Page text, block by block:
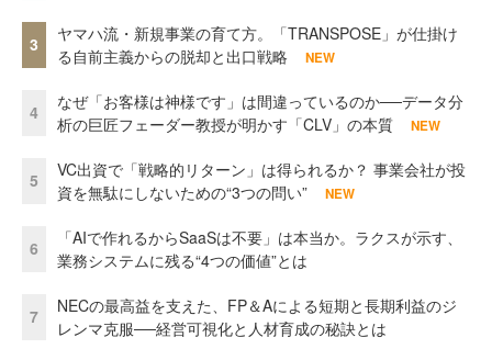
3
ヤマハ流・新規事業の育て方。「TRANSPOSE」が仕掛け
る自前主義からの脱却と出口戦略
NEW
4
なぜ「お客様は神様です」は間違っているのか──データ分
析の巨匠フェーダー教授が明かす「CLV」の本質
NEW
5
VC出資で「戦略的リターン」は得られるか？ 事業会社が投
資を無駄にしないための“3つの問い”
NEW
6
「AIで作れるからSaaSは不要」は本当か。ラクスが示す、
業務システムに残る“4つの価値”とは
7
NECの最高益を支えた、FP＆Aによる短期と長期利益のジ
レンマ克服──経営可視化と人材育成の秘訣とは